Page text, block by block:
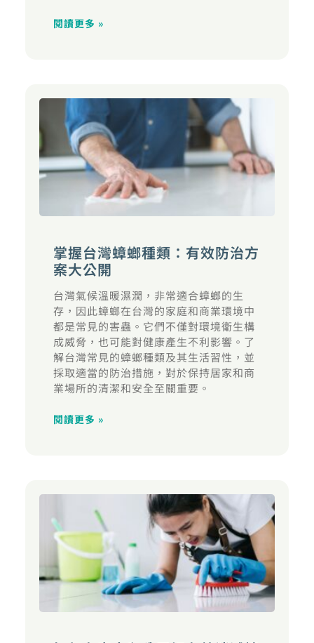
閱讀更多 »
掌握台灣蟑螂種類：有效防治方
案大公開
台灣氣候溫暖濕潤，非常適合蟑螂的生
存，因此蟑螂在台灣的家庭和商業環境中
都是常見的害蟲。它們不僅對環境衛生構
成威脅，也可能對健康產生不利影響。了
解台灣常見的蟑螂種類及其生活習性，並
採取適當的防治措施，對於保持居家和商
業場所的清潔和安全至關重要。
閱讀更多 »